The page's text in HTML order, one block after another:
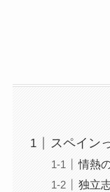
スペイン
情熱
独立